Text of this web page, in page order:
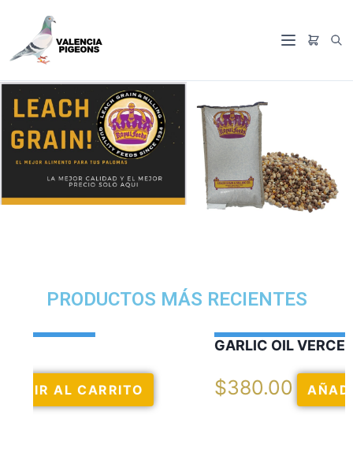
PRODUCTOS MÁS RECIENTES
GARLIC OIL VERCELAGA
$380.00 AÑADIR AL CARRITO